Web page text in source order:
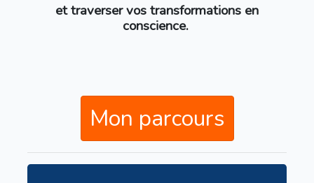
et traverser vos transformations en
conscience.
Mon parcours